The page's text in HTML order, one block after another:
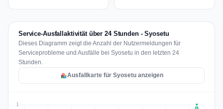
Service-Ausfallaktivität über 24 Stunden - Syosetu
Dieses Diagramm zeigt die Anzahl der Nutzermeldungen für
Serviceprobleme und Ausfälle bei Syosetu in den letzten 24
Stunden.
Ausfallkarte für Syosetu anzeigen